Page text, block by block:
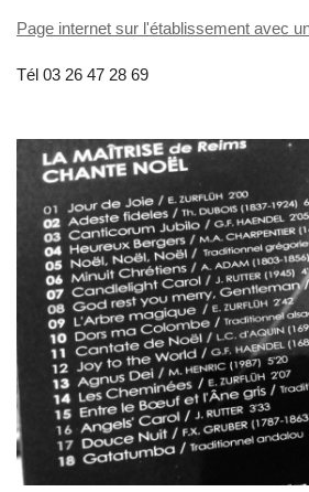
Page internet sur l'établissement avec
Tél 03 26 47 28 69